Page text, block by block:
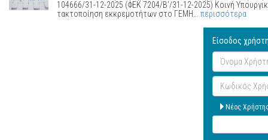
104666/31-12-2025 (ΦΕΚ 7204/Β’/31-12-2025) Κοινή
τακτοποίηση εκκρεμοτήτων στο ΓΕΜΗ... περισσότερα
Είσοδος
Όνομα
Χρήστη
Κωδικός
Χρήστη
Νέος